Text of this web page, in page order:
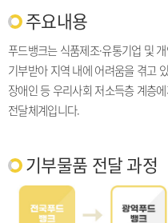
주요내용
푸드뱅크는 식품제조·유통기업 및
기부받아 지역 내에 어려움을 겪고
장애인 등 우리사회 저소득층 계층
전달체계입니다.
기부물품 전달 과정